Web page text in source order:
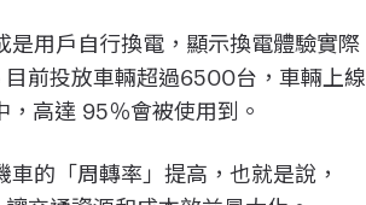
用戶自行換電，顯示換電體驗實際
前投放車輛超過6500台，車輛上線
高達 95％會被使用到。
的「周轉率」提高，也就是說，